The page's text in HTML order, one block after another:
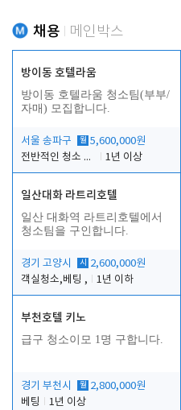
채용 메인박스
방이동 호텔라움
방이동 호텔라움 청소팀(부부/
자매) 모집합니다.
서울 송파구 월 5,600,000원
전반적인 청소 업무(객실청소.객실정리)
1년 이상
일산대화 라트리호텔
일산 대화역 라트리호텔에서
청소팀을 구인합니다.
경기 고양시 시
2,600,000원
객실청소,베팅 ,
1년 이하
부천호텔 키노
급구 청소이모 1명 구합니다.
경기 부천시 월 2,800,000원
베팅
1년 이상